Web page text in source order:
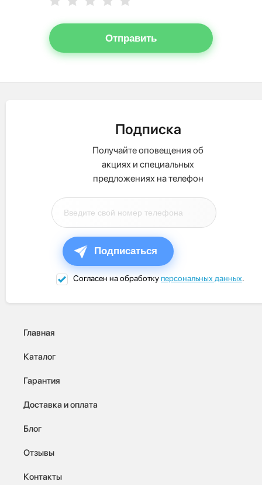
Отправить
Подписка
Получайте оповещения об
акциях и специальных
предложениях на телефон
Подписаться
Согласен на обработкуперсональных данных.
Главная
Каталог
Гарантия
Доставка и оплата
Блог
Отзывы
Контакты